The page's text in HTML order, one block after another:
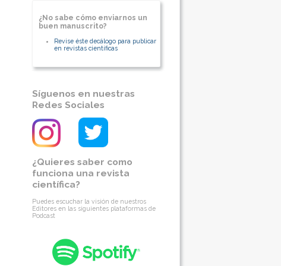
¿No sabe cómo enviarnos un
buen manuscrito?
Revise éste decálogo para publicar
en revistas científicas
Síguenos en nuestras
Redes Sociales
¿Quieres saber como
funciona una revista
científica?
Puedes escuchar la visión de nuestros
Editores en las siguientes plataformas de
Podcast